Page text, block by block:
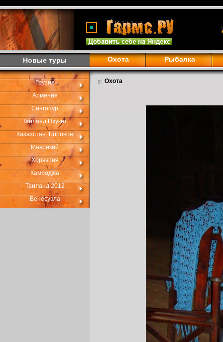
Новые туры Охота Рыбалка
Грузия
Армения
Сингапур
Таиланд Пхукет
Казахстан. Боровое
Маврикий
Хорватия
Камбоджа
Таиланд 2012
Венесуэла
Охота